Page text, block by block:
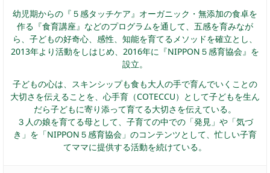
幼児期からの『５感タッチケア』オーガニック・無添加の食卓を
作る『食育講座』などのプログラムを通して、五感を育みなが
ら、子どもの好奇心、感性、知能を育てるメソッドを確立とし、
2013年より活動をしはじめ、2016年に『NIPPON５感育協会』を
設立。
子どもの心は、スキンシップも食も大人の手で育んでいくことの
大切さを伝えることを、心手育（COTECCU）として子どもを生ん
だら子どもに寄り添って育てる大切さを伝えている。
３人の娘を育てる母として、子育ての中での「発見」や「気づ
き」を「NIPPON５感育協会」のコンテンツとして、忙しい子育
てママに提供する活動を続けている。